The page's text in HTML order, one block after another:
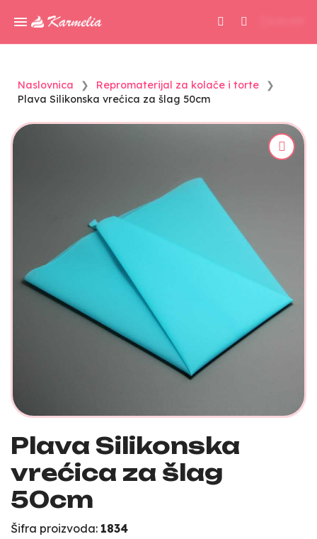
Naslovnica
Repromaterijal za kolače i torte
Plava Silikonska vrećica za šlag 50cm
Plava Silikonska
vrećica za šlag
50cm
Šifra proizvoda: 1834